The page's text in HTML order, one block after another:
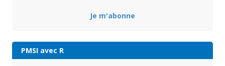
Je m'abonne
PMSI avec R